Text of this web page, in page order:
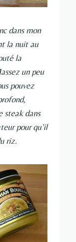
dans mon
la nuit au
la
un peu
pouvez
steak dans
pour qu’il
riz.